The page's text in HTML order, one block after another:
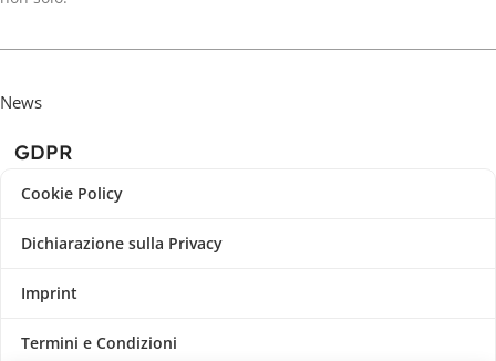
News
GDPR
Cookie Policy
Dichiarazione sulla Privacy
Imprint
Termini e Condizioni